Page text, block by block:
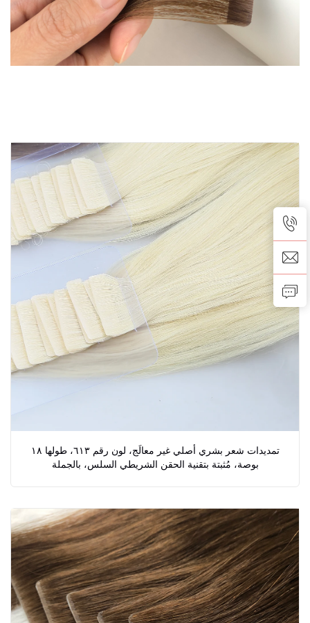
تمديدات شعر بشري أصلي غير معالَج، لون رقم ٦١٣، طولها ١٨
بوصة، مُثبتة بتقنية الحقن الشريطي السلس، بالجملة